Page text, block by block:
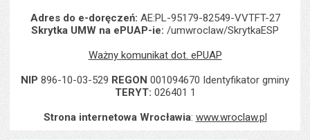
Adres do e-doręczeń: AE:PL-95179-82549-VVTFT-27
Skrytka UMW na ePUAP-ie: /umwroclaw/SkrytkaESP
Ważny komunikat dot. ePUAP
NIP 896-10-03-529 REGON 001094670 Identyfikator gminy
TERYT: 026401 1
Strona internetowa Wrocławia: www.wroclaw.pl